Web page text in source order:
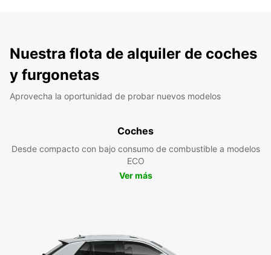
Nuestra flota de alquiler de coches
y furgonetas
Aprovecha la oportunidad de probar nuevos modelos
Coches
Desde compacto con bajo consumo de combustible a modelos
ECO
Ver más